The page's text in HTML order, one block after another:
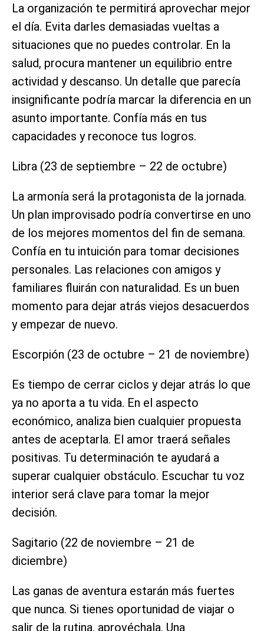
La organización te permitirá aprovechar mejor
el día. Evita darles demasiadas vueltas a
situaciones que no puedes controlar. En la
salud, procura mantener un equilibrio entre
actividad y descanso. Un detalle que parecía
insignificante podría marcar la diferencia en un
asunto importante. Confía más en tus
capacidades y reconoce tus logros.
Libra (23 de septiembre – 22 de octubre)
La armonía será la protagonista de la jornada.
Un plan improvisado podría convertirse en uno
de los mejores momentos del fin de semana.
Confía en tu intuición para tomar decisiones
personales. Las relaciones con amigos y
familiares fluirán con naturalidad. Es un buen
momento para dejar atrás viejos desacuerdos
y empezar de nuevo.
Escorpión (23 de octubre – 21 de noviembre)
Es tiempo de cerrar ciclos y dejar atrás lo que
ya no aporta a tu vida. En el aspecto
económico, analiza bien cualquier propuesta
antes de aceptarla. El amor traerá señales
positivas. Tu determinación te ayudará a
superar cualquier obstáculo. Escuchar tu voz
interior será clave para tomar la mejor
decisión.
Sagitario (22 de noviembre – 21 de
diciembre)
Las ganas de aventura estarán más fuertes
que nunca. Si tienes oportunidad de viajar o
salir de la rutina, aprovéchala. Una